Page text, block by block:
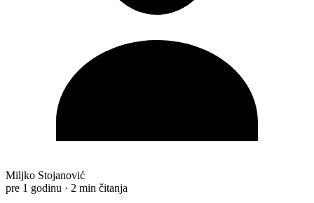
Miljko Stojanović
pre 1 godinu · 2 min čitanja